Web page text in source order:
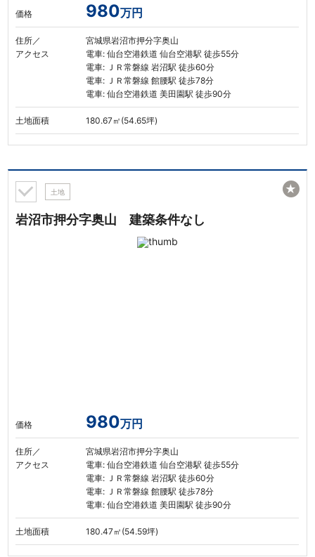
価格 980万円
住所／
アクセス
宮城県岩沼市押分字奥山
電車: 仙台空港鉄道 仙台空港駅 徒歩55分
電車: ＪＲ常磐線 岩沼駅 徒歩60分
電車: ＪＲ常磐線 館腰駅 徒歩78分
電車: 仙台空港鉄道 美田園駅 徒歩90分
土地面積 180.67㎡(54.65坪)
土地
岩沼市押分字奥山 建築条件なし
価格 980万円
住所／
アクセス
宮城県岩沼市押分字奥山
電車: 仙台空港鉄道 仙台空港駅 徒歩55分
電車: ＪＲ常磐線 岩沼駅 徒歩60分
電車: ＪＲ常磐線 館腰駅 徒歩78分
電車: 仙台空港鉄道 美田園駅 徒歩90分
土地面積 180.47㎡(54.59坪)
★